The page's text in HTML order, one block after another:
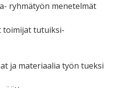
ryhmätyön menetelmät
tutuiksi-
materiaalia työn tueksi